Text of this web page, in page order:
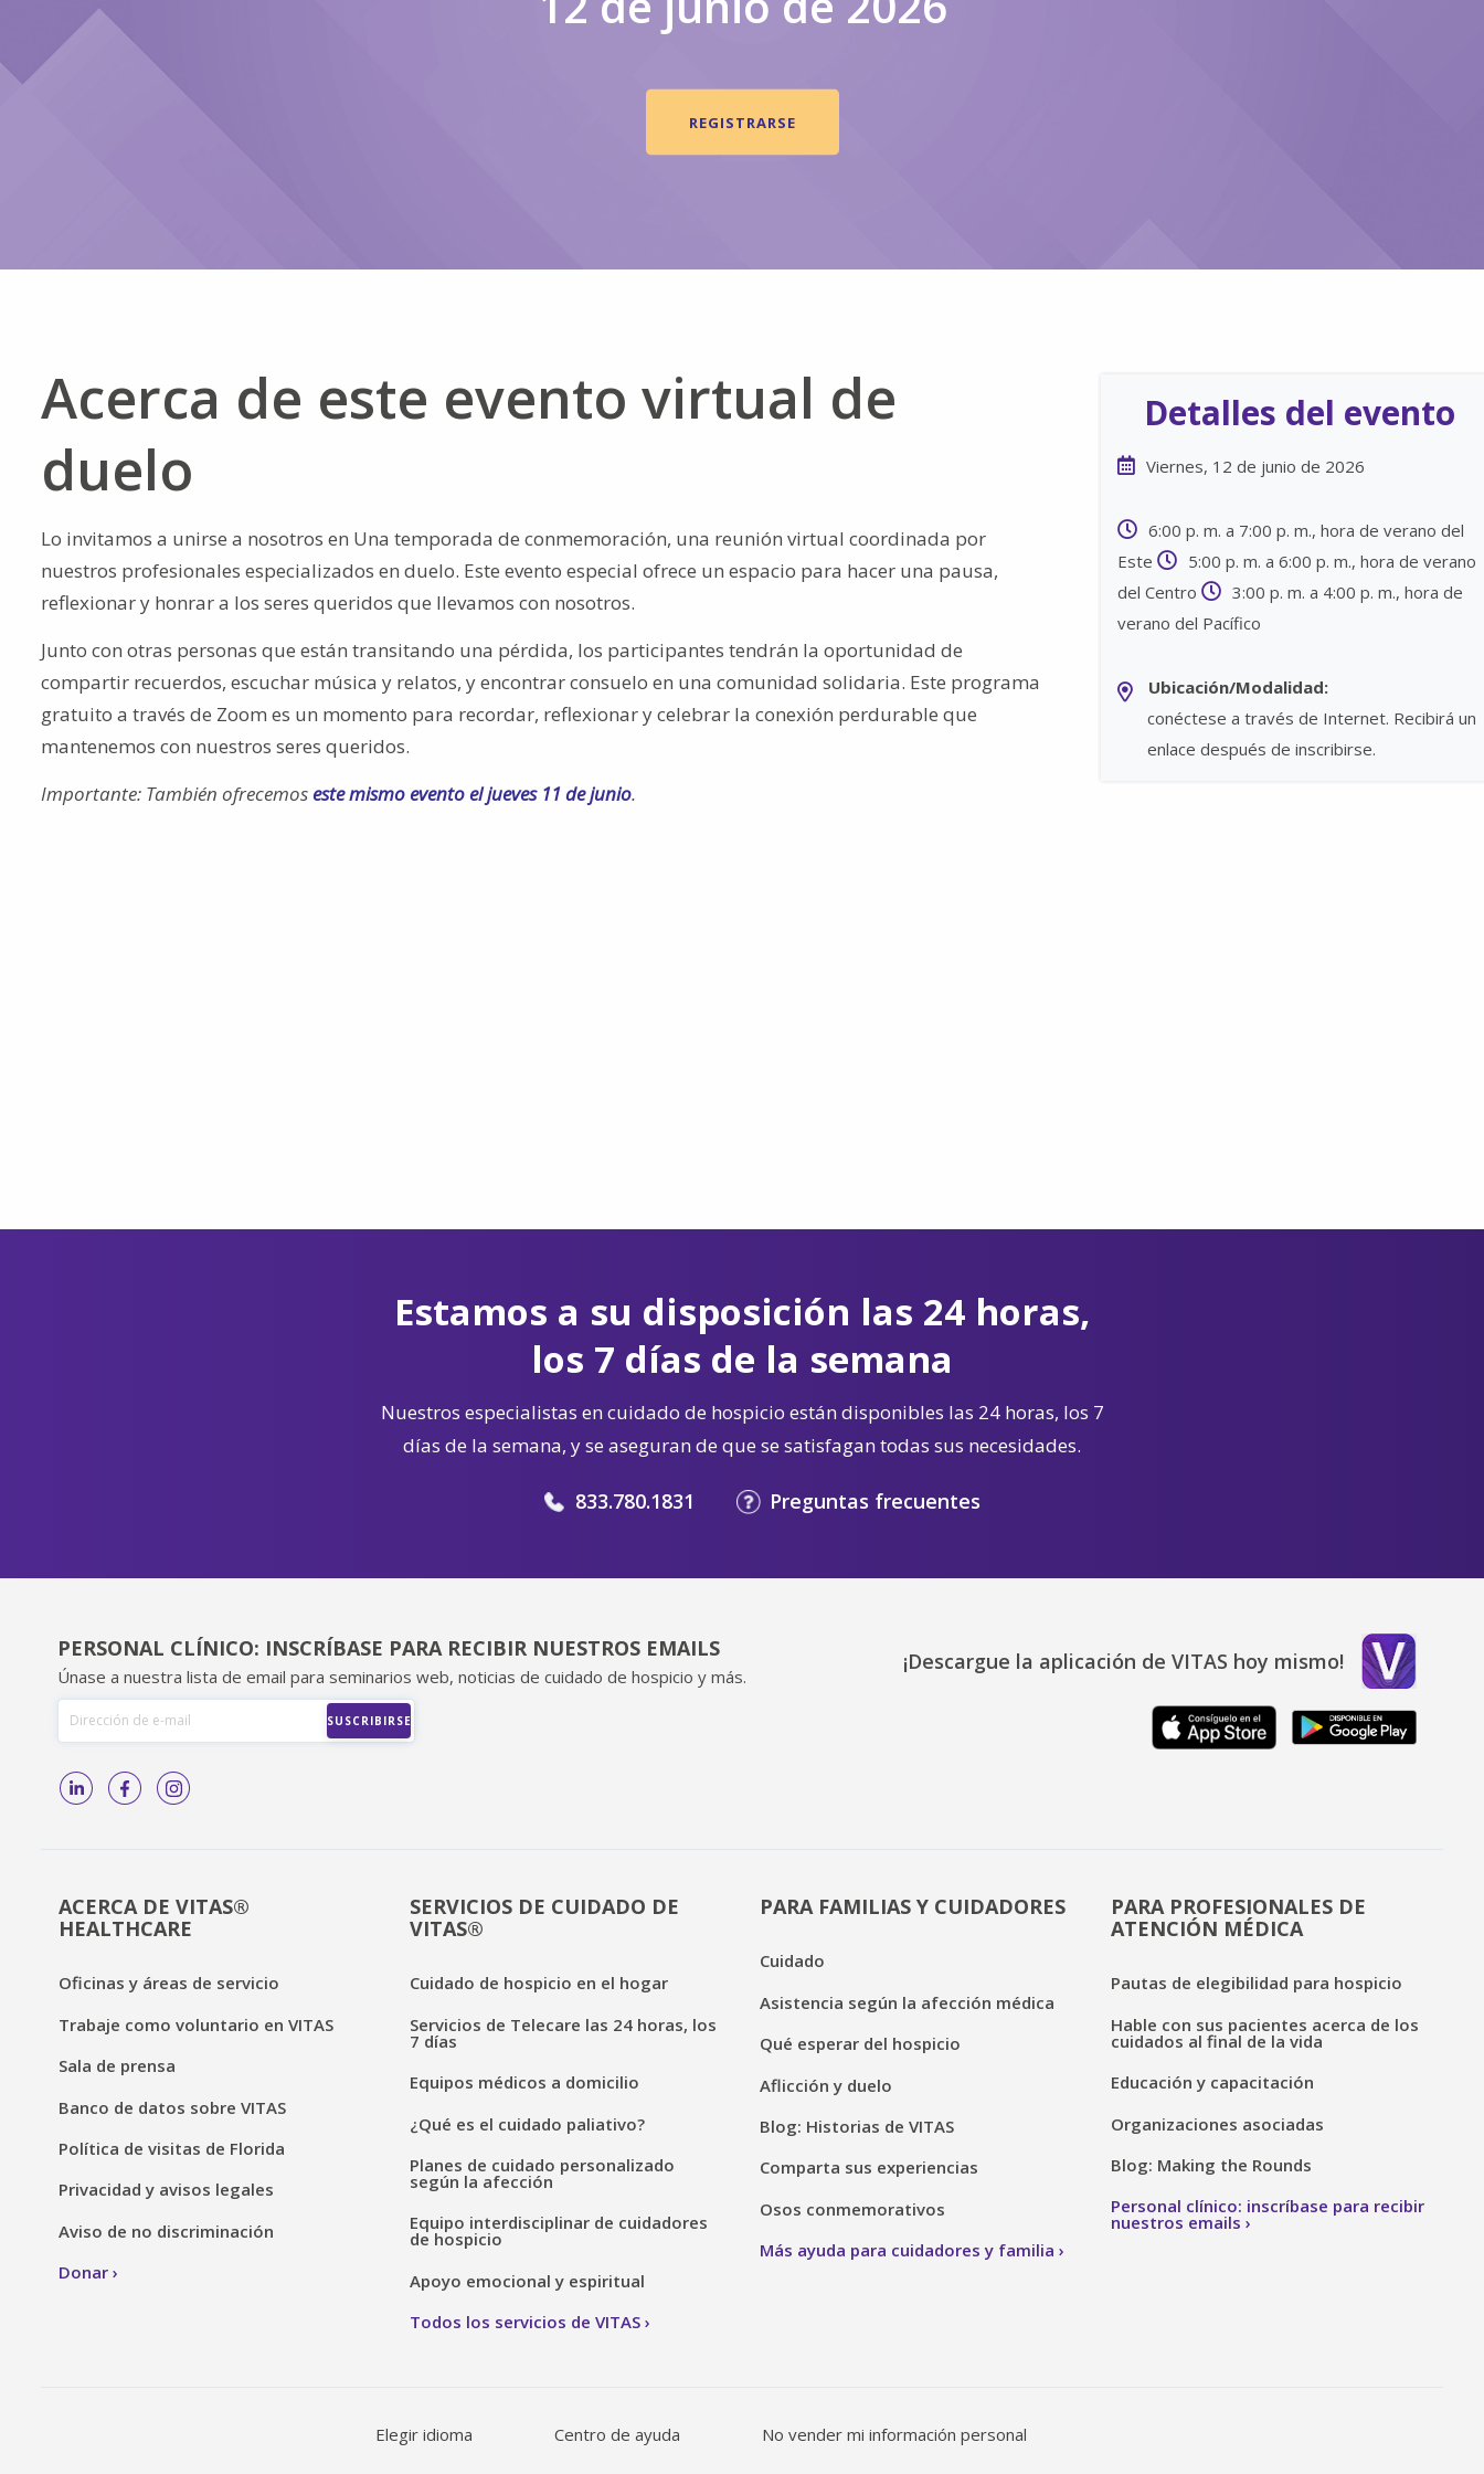
REGISTRARSE
Acerca de este evento virtual de
duelo
Lo invitamos a unirse a nosotros en Una temporada de conmemoración, una reunión virtual coordinada por
nuestros profesionales especializados en duelo. Este evento especial ofrece un espacio para hacer una pausa,
reflexionar y honrar a los seres queridos que llevamos con nosotros.
Junto con otras personas que están transitando una pérdida, los participantes tendrán la oportunidad de
compartir recuerdos, escuchar música y relatos, y encontrar consuelo en una comunidad solidaria. Este programa
gratuito a través de Zoom es un momento para recordar, reflexionar y celebrar la conexión perdurable que
mantenemos con nuestros seres queridos.
Importante: También ofrecemoseste mismo evento el jueves 11 de junio.
Detalles del evento
Viernes, 12 de junio de 2026
6:00 p. m. a 7:00 p. m., hora de verano del
Este
5:00 p. m. a 6:00 p. m., hora de verano
del Centro
3:00 p. m. a 4:00 p. m., hora de
verano del Pacífico
Ubicación/Modalidad:
conéctese a través de Internet. Recibirá un
enlace después de inscribirse.
Estamos a su disposición las 24 horas,
los 7 días de la semana
Nuestros especialistas en cuidado de hospicio están disponibles las 24 horas, los 7
días de la semana, y se aseguran de que se satisfagan todas sus necesidades.
833.780.1831 Preguntas frecuentes
PERSONAL CLÍNICO: INSCRÍBASE PARA RECIBIR NUESTROS EMAILS
Únase a nuestra lista de email para seminarios web, noticias de cuidado de hospicio y más.
¡Descargue la aplicación de VITAS hoy mismo!
ACERCA DE VITAS®
HEALTHCARE
Oficinas y áreas de servicio
Trabaje como voluntario en VITAS
Sala de prensa
Banco de datos sobre VITAS
Política de visitas de Florida
Privacidad y avisos legales
Aviso de no discriminación
Donar
SERVICIOS DE CUIDADO DE
VITAS®
Cuidado de hospicio en el hogar
Servicios de Telecare las 24 horas, los
7 días
Equipos médicos a domicilio
¿Qué es el cuidado paliativo?
Planes de cuidado personalizado
según la afección
Equipo interdisciplinar de cuidadores
de hospicio
Apoyo emocional y espiritual
Todos los servicios de VITAS
PARA FAMILIAS Y CUIDADORES
Cuidado
Asistencia según la afección médica
Qué esperar del hospicio
Aflicción y duelo
Blog: Historias de VITAS
Comparta sus experiencias
Osos conmemorativos
Más ayuda para cuidadores y familia
PARA PROFESIONALES DE
ATENCIÓN MÉDICA
Pautas de elegibilidad para hospicio
Hable con sus pacientes acerca de los
cuidados al final de la vida
Educación y capacitación
Organizaciones asociadas
Blog: Making the Rounds
Personal clínico: inscríbase para recibir
nuestros emails
Elegir idioma Centro de ayuda No vender mi información personal